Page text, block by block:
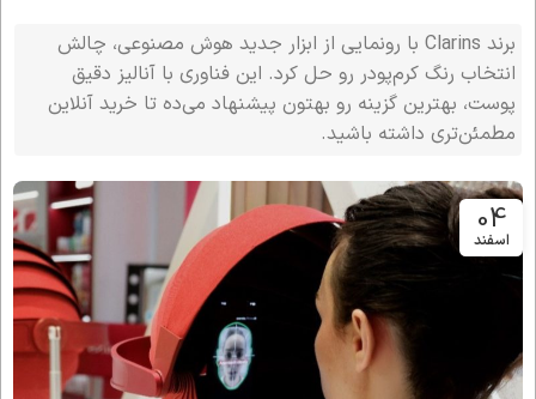
برند Clarins با رونمایی از ابزار جدید هوش مصنوعی، چالش
انتخاب رنگ کرم‌پودر رو حل کرد. این فناوری با آنالیز دقیق
پوست، بهترین گزینه رو بهتون پیشنهاد می‌ده تا خرید آنلاین
مطمئن‌تری داشته باشید.
04
اسفند